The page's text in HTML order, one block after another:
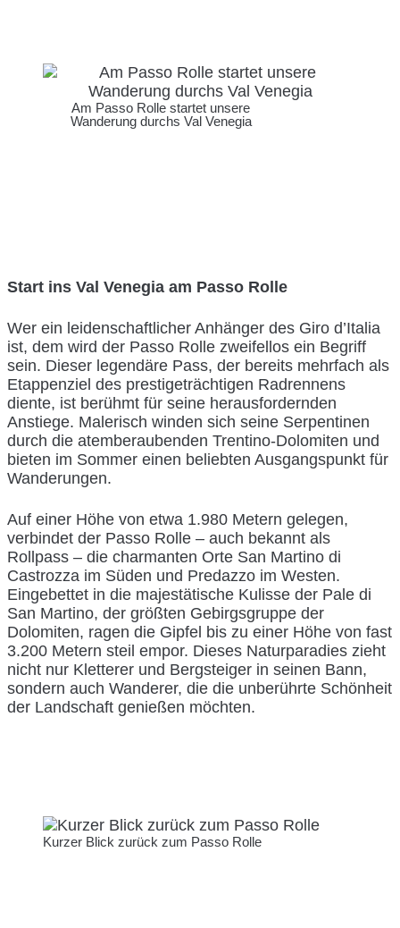
Am Passo Rolle startet unsere
Wanderung durchs Val Venegia
Start ins Val Venegia am Passo Rolle
Wer ein leidenschaftlicher Anhänger des Giro d’Italia
ist, dem wird der Passo Rolle zweifellos ein Begriff
sein. Dieser legendäre Pass, der bereits mehrfach als
Etappenziel des prestigeträchtigen Radrennens
diente, ist berühmt für seine herausfordernden
Anstiege. Malerisch winden sich seine Serpentinen
durch die atemberaubenden Trentino-Dolomiten und
bieten im Sommer einen beliebten Ausgangspunkt für
Wanderungen.
Auf einer Höhe von etwa 1.980 Metern gelegen,
verbindet der Passo Rolle – auch bekannt als
Rollpass – die charmanten Orte San Martino di
Castrozza im Süden und Predazzo im Westen.
Eingebettet in die majestätische Kulisse der Pale di
San Martino, der größten Gebirgsgruppe der
Dolomiten, ragen die Gipfel bis zu einer Höhe von fast
3.200 Metern steil empor. Dieses Naturparadies zieht
nicht nur Kletterer und Bergsteiger in seinen Bann,
sondern auch Wanderer, die die unberührte Schönheit
der Landschaft genießen möchten.
Kurzer Blick zurück zum Passo Rolle